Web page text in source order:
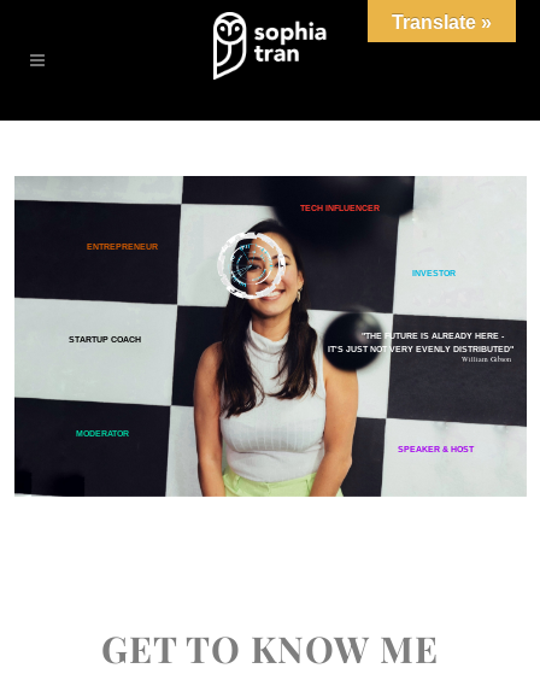
"TH E F UTU RE S A READY H ERE -
T'S J UST NOT VERY EVEN Y D STR BUTED"
William Gibson
TECH N F U ENCER
ENTREPREN E U R
NVESTOR
STARTU P COACH
MODERATOR
SPEAKER & HOST
GET TO KNOW ME
Translate »